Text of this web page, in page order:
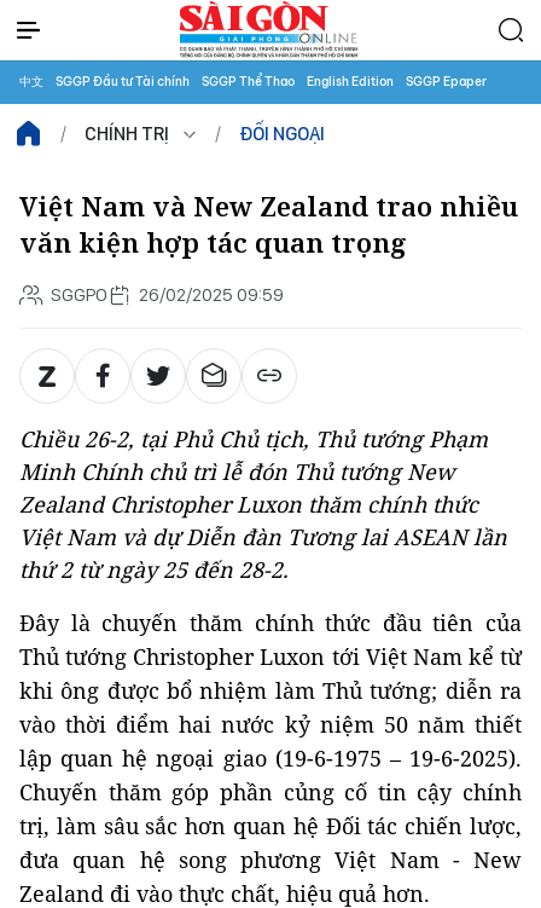
中文 SGGP Đầu tư Tài chính SGGP Thể Thao English Edition SGGP Epaper
CHÍNH TRỊ ĐỐI NGOẠI
Việt Nam và New Zealand trao nhiều
văn kiện hợp tác quan trọng
SGGPO 26/02/2025 09:59
Chiều 26-2, tại Phủ Chủ tịch, Thủ tướng Phạm
Minh Chính chủ trì lễ đón Thủ tướng New
Zealand Christopher Luxon thăm chính thức
Việt Nam và dự Diễn đàn Tương lai ASEAN lần
thứ 2 từ ngày 25 đến 28-2.
Đây là chuyến thăm chính thức đầu tiên của
Thủ tướng Christopher Luxon tới Việt Nam kể từ
khi ông được bổ nhiệm làm Thủ tướng; diễn ra
vào thời điểm hai nước kỷ niệm 50 năm thiết
lập quan hệ ngoại giao (19-6-1975 – 19-6-2025).
Chuyến thăm góp phần củng cố tin cậy chính
trị, làm sâu sắc hơn quan hệ Đối tác chiến lược,
đưa quan hệ song phương Việt Nam - New
Zealand đi vào thực chất, hiệu quả hơn.